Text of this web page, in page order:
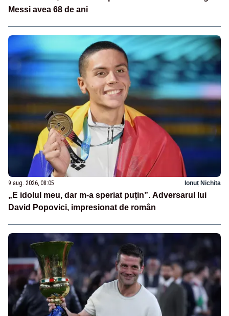
Messi avea 68 de ani
9 aug. 2026, 08:05 Ionuț Nichita
„E idolul meu, dar m-a speriat puțin”. Adversarul lui
David Popovici, impresionat de român